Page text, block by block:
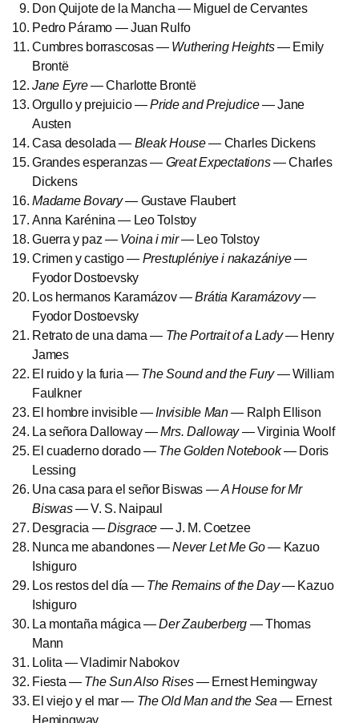
Don Quijote de la Mancha — Miguel de Cervantes
Pedro Páramo — Juan Rulfo
Cumbres borrascosas — Wuthering Heights— Emily
Brontë
Jane Eyre— Charlotte Brontë
Orgullo y prejuicio —Pride and Prejudice— Jane
Austen
Casa desolada — Bleak House— Charles Dickens
Grandes esperanzas — Great Expectations— Charles
Dickens
Madame Bovary— Gustave Flaubert
Anna Karénina — Leo Tolstoy
Guerra y paz — Voina i mir— Leo Tolstoy
Crimen y castigo — Prestupléniye i nakazániye—
Fyodor Dostoevsky
Los hermanos Karamázov —Brátia Karamázovy—
Fyodor Dostoevsky
Retrato de una dama — The Portrait of a Lady— Henry
James
El ruido y la furia — The Sound and the Fury— William
Faulkner
El hombre invisible — Invisible Man— Ralph Ellison
La señora Dalloway —Mrs. Dalloway— Virginia Woolf
El cuaderno dorado — The Golden Notebook— Doris
Lessing
Una casa para el señor Biswas —A House for Mr
Biswas— V. S. Naipaul
Desgracia —Disgrace — J. M. Coetzee
Nunca me abandones —Never Let Me Go— Kazuo
Ishiguro
Los restos del día — The Remains of the Day— Kazuo
Ishiguro
La montaña mágica —Der Zauberberg — Thomas
Mann
Lolita — Vladimir Nabokov
Fiesta — The Sun Also Rises— Ernest Hemingway
El viejo y el mar — The Old Man and the Sea — Ernest
Hemingway